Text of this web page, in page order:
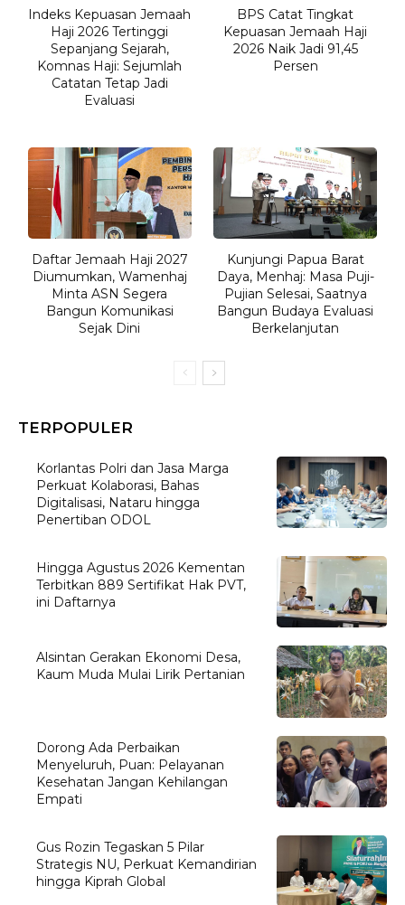
Indeks Kepuasan Jemaah
Haji 2026 Tertinggi
Sepanjang Sejarah,
Komnas Haji: Sejumlah
Catatan Tetap Jadi
Evaluasi
BPS Catat Tingkat
Kepuasan Jemaah Haji
2026 Naik Jadi 91,45
Persen
Daftar Jemaah Haji 2027
Diumumkan, Wamenhaj
Minta ASN Segera
Bangun Komunikasi
Sejak Dini
Kunjungi Papua Barat
Daya, Menhaj: Masa Puji-
Pujian Selesai, Saatnya
Bangun Budaya Evaluasi
Berkelanjutan
TERPOPULER
Korlantas Polri dan Jasa Marga
Perkuat Kolaborasi, Bahas
Digitalisasi, Nataru hingga
Penertiban ODOL
Hingga Agustus 2026 Kementan
Terbitkan 889 Sertifikat Hak PVT,
ini Daftarnya
Alsintan Gerakan Ekonomi Desa,
Kaum Muda Mulai Lirik Pertanian
Dorong Ada Perbaikan
Menyeluruh, Puan: Pelayanan
Kesehatan Jangan Kehilangan
Empati
Gus Rozin Tegaskan 5 Pilar
Strategis NU, Perkuat Kemandirian
hingga Kiprah Global